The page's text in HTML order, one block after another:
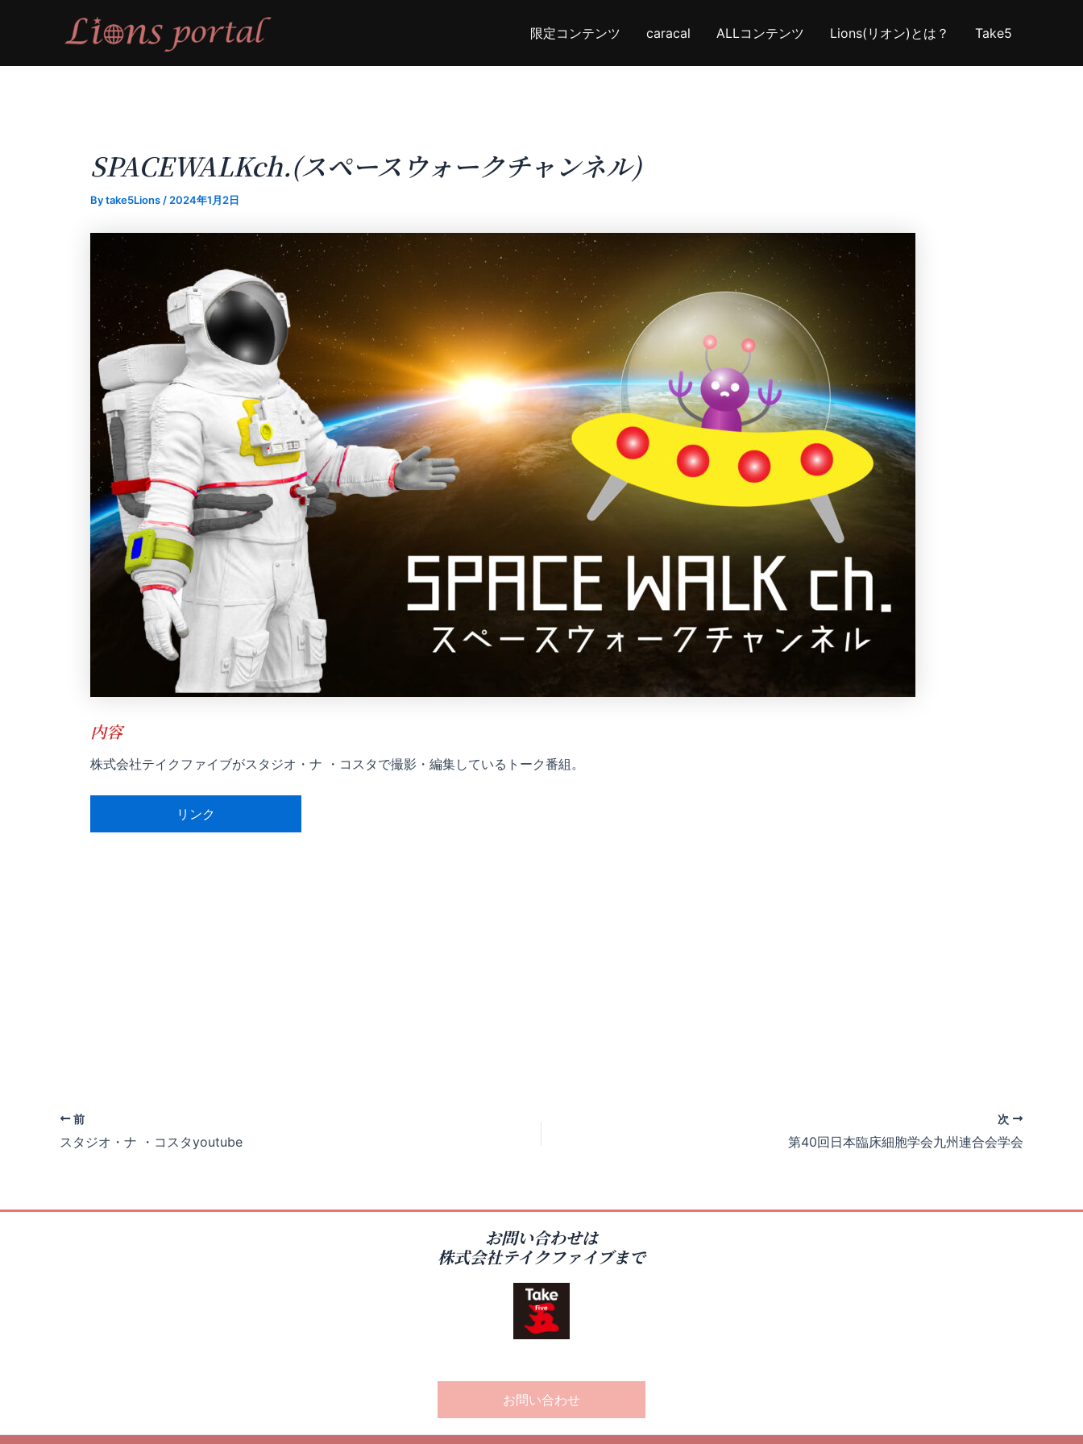
限定コンテンツ caracal ALLコンテンツ Lions(リオン)とは？ Take5
SPACEWALKch.(スペースウォークチャンネル)
Bytake5Lions / 2024年1月2日
内容
株式会社テイクファイブがスタジオ・ナ ・コスタで撮影・編集しているトーク番組。
リンク
Post
navigation
前
スタジオ・ナ ・コスタyoutube
次
第40回日本臨床細胞学会九州連合会学会
お問い合わせは
株式会社テイクファイブまで
お問い合わせ